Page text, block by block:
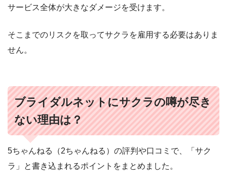
サービス全体が大きなダメージを受けます。
そこまでのリスクを取ってサクラを雇用する必要はありま
せん。
ブライダルネットにサクラの噂が尽き
ない理由は？
5ちゃんねる（2ちゃんねる）の評判や口コミで、「サク
ラ」と書き込まれるポイントをまとめました。